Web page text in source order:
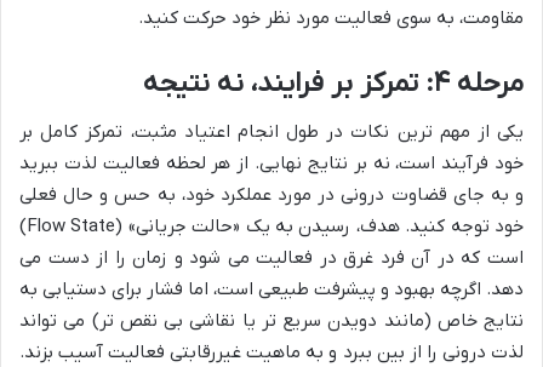
مقاومت، به سوی فعالیت مورد نظر خود حرکت کنید.
مرحله ۴: تمرکز بر فرایند، نه نتیجه
یکی از مهم ترین نکات در طول انجام اعتیاد مثبت، تمرکز کامل بر
خود فرآیند است، نه بر نتایج نهایی. از هر لحظه فعالیت لذت ببرید
و به جای قضاوت درونی در مورد عملکرد خود، به حس و حال فعلی
خود توجه کنید. هدف، رسیدن به یک «حالت جریانی» (Flow State)
است که در آن فرد غرق در فعالیت می شود و زمان را از دست می
دهد. اگرچه بهبود و پیشرفت طبیعی است، اما فشار برای دستیابی به
نتایج خاص (مانند دویدن سریع تر یا نقاشی بی نقص تر) می تواند
لذت درونی را از بین ببرد و به ماهیت غیررقابتی فعالیت آسیب بزند.